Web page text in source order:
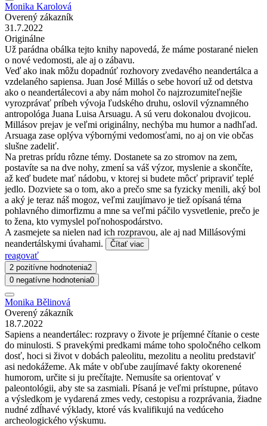
Monika Karolová
Overený zákazník
31.7.2022
Originálne
Už parádna obálka tejto knihy napovedá, že máme postarané nielen
o nové vedomosti, ale aj o zábavu.
Veď ako inak môžu dopadnúť rozhovory zvedavého neandertálca a
vzdelaného sapiensa. Juan José Millás o sebe hovorí už od detstva
ako o neandertálecovi a aby nám mohol čo najzrozumiteľnejšie
vyrozprávať príbeh vývoja ľudského druhu, oslovil významného
antropológa Juana Luisa Arsuagu. A sú veru dokonalou dvojicou.
Millásov prejav je veľmi originálny, nechýba mu humor a nadhľad.
Arsuaga zase oplýva výbornými vedomosťami, no aj on vie občas
slušne zadeliť.
Na pretras prídu rôzne témy. Dostanete sa zo stromov na zem,
postavíte sa na dve nohy, zmení sa váš výzor, myslenie a skončíte,
až keď budete mať nádobu, v ktorej si budete môcť pripraviť teplé
jedlo. Dozviete sa o tom, ako a prečo sme sa fyzicky menili, aký bol
a aký je teraz náš mogoz, veľmi zaujímavo je tiež opísaná téma
pohlavného dimorfizmu a mne sa veľmi páčilo vysvetlenie, prečo je
to žena, kto vymyslel poľnohospodárstvo.
A zasmejete sa nielen nad ich rozpravou, ale aj nad Millásovými
neandertálskymi úvahami.
Čítať viac
reagovať
2 pozitívne hodnotenia2
0 negatívne hodnotenia0
Monika Bělinová
Overený zákazník
18.7.2022
Sapiens a neandertálec: rozpravy o živote je príjemné čítanie o ceste
do minulosti. S pravekými predkami máme toho spoločného celkom
dosť, hoci si život v dobách paleolitu, mezolitu a neolitu predstaviť
asi nedokážeme. Ak máte v obľube zaujímavé fakty okorenené
humorom, určite si ju prečítajte. Nemusíte sa orientovať v
paleontológii, aby ste sa zasmiali. Písaná je veľmi prístupne, pútavo
a výsledkom je vydarená zmes vedy, cestopisu a rozprávania, žiadne
nudné zdĺhavé výklady, ktoré vás kvalifikujú na vedúceho
archeologického výskumu.